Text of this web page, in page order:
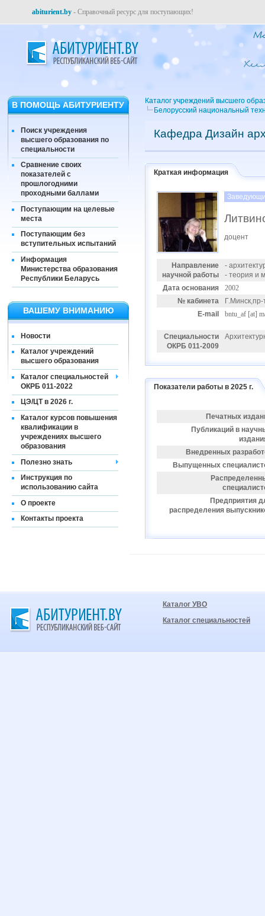
abiturient.by - Справочный ресурс для поступающих!
В ПОМОЩЬ АБИТУРИЕНТУ
Поиск учреждения
высшего образования по
специальности
Сравнение своих
показателей с
прошлогодними
проходными баллами
Поступающим на целевые
места
Поступающим без
вступительных испытаний
Информация
Министерства образования
Республики Беларусь
ВАШЕМУ ВНИМАНИЮ
Новости
Каталог учреждений
высшего образования
Каталог специальностей
ОКРБ 011-2022
ЦЭ/ЦТ в 2026 г.
Каталог курсов повышения
квалификации в
учреждениях высшего
образования
Полезно знать
Инструкция по
использованию сайта
О проекте
Контакты проекта
Каталог учреждений высшего
Белорусский национальный
Кафедра Дизайн
Краткая информация
доцент
Направление
научной работы
-
- теория и
Дата основания
2002
№ кабинета
E-mail
bntu_af [at]
Специальности
ОКРБ 011-2009
Показатели работы в 2025 г.
Печатных
Публикаций в
Внедренных
Выпущенных
Предприятия
распределения
Каталог УВО
Каталог специальностей